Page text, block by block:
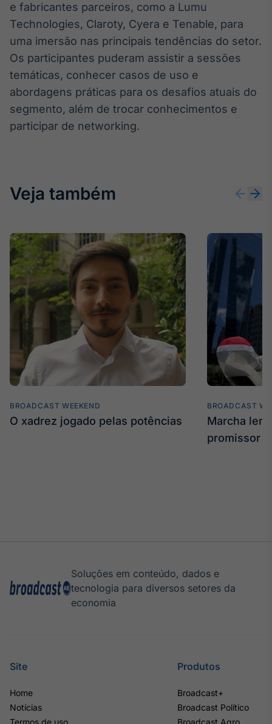
e fabricantes parceiros, como a Lumu
Technologies, Claroty, Cyera e Tenable, para
uma imersão nas principais tendências do setor.
Os participantes puderam assistir a sessões
temáticas, conhecer casos de uso e
abordagens práticas para os desafios atuais do
segmento, além de trocar conhecimentos e
participar de networking.
Veja também
BROADCAST WEEKEND
O xadrez jogado pelas potências
BROADCAST
Marcha
promissor
Soluções em conteúdo, dados e
tecnologia para diversos setores da
economia
Site
Home
Notícias
Termos de uso
Produtos
Broadcast+
Broadcast Político
Broadcast Agro